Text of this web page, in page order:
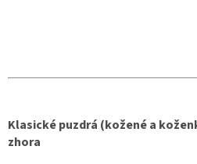
Klasické puzdrá (kožené a
zhora